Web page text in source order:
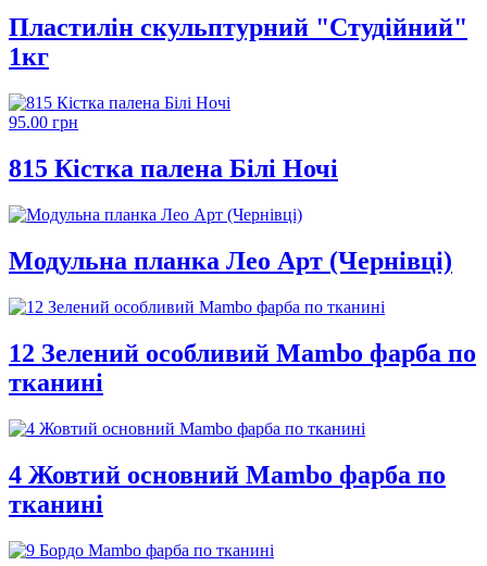
Пластилін скульптурний "Студійний"
1кг
95.00 грн
815 Кістка палена Білі Ночі
Модульна планка Лео Арт (Чернівці)
12 Зелений особливий Mambo фарба по
тканині
4 Жовтий основний Mambo фарба по
тканині